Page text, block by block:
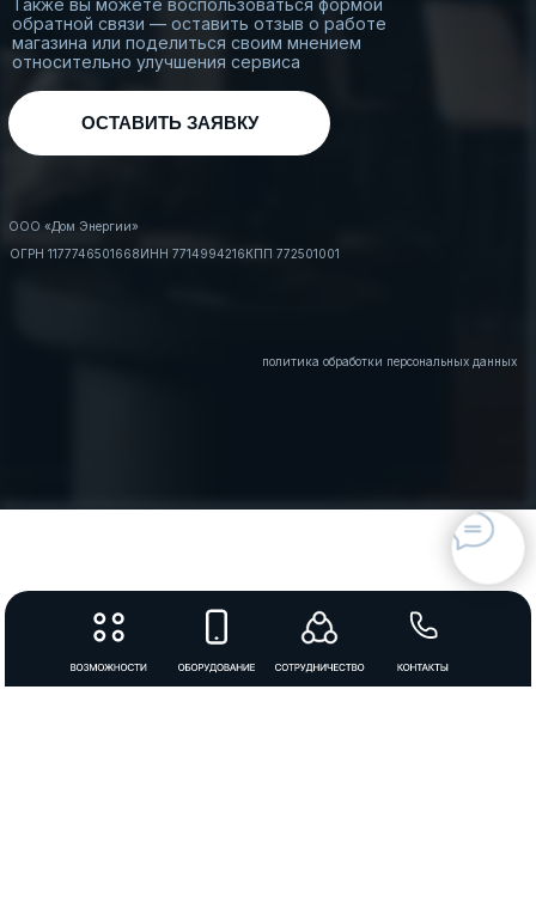
обратной связи — оставить отзыв о работе
магазина или поделиться своим мнением
относительно улучшения сервиса
ОГРН 1177746501668ИНН 7714994216КПП 772501001
политика обработки персональных данных
ООО «Дом Энергии»
ОСТАВИТЬ ЗАЯВКУ